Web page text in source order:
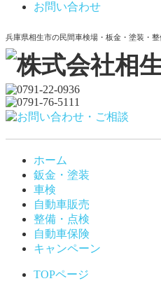
お問い合わせ
兵庫県相生市の民間車検場・板金・塗装・
ホーム
鈑金・塗装
車検
自動車販売
整備・点検
自動車保険
キャンペーン
TOPページ